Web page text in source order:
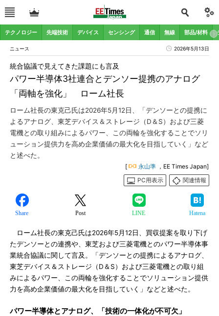
テクノロジー 先端技術 デバイス センシング 通信 無線 部品/材料
ニュース 2026年5月13日
パワー半導体3社連合とデンソー提携のアナログ
「両軸を強化」 ローム社長
統合協議で見えてきた課題にも言及
ローム社長の東克己氏は2026年5月12日、「デンソーとの提携に
よるアナログ、東芝デバイス＆ストレージ（D＆S）および三菱
電機との取り組みによるパワー、この両輪を強化することでソリ
ューション提供力を高め企業価値の最大化を目指していく」など
と述べた。
[ 永山準 ，EE Times Japan]
PC用表示
関連情報
Share Post LINE Hatena
ローム社長の東克己氏は2026年5月12日、買収提案を取り下げ
たデンソーとの連携や、東芝および三菱電機とのパワー半導体事
業統合協議に関して言及。「デンソーとの提携によるアナログ、
東芝デバイス＆ストレージ（D＆S）および三菱電機との取り組
みによるパワー、この両輪を強化することでソリューション提供
力を高め企業価値の最大化を目指していく」などと述べた。
パワー半導体とアナログ、「技術の一体化が不可欠」